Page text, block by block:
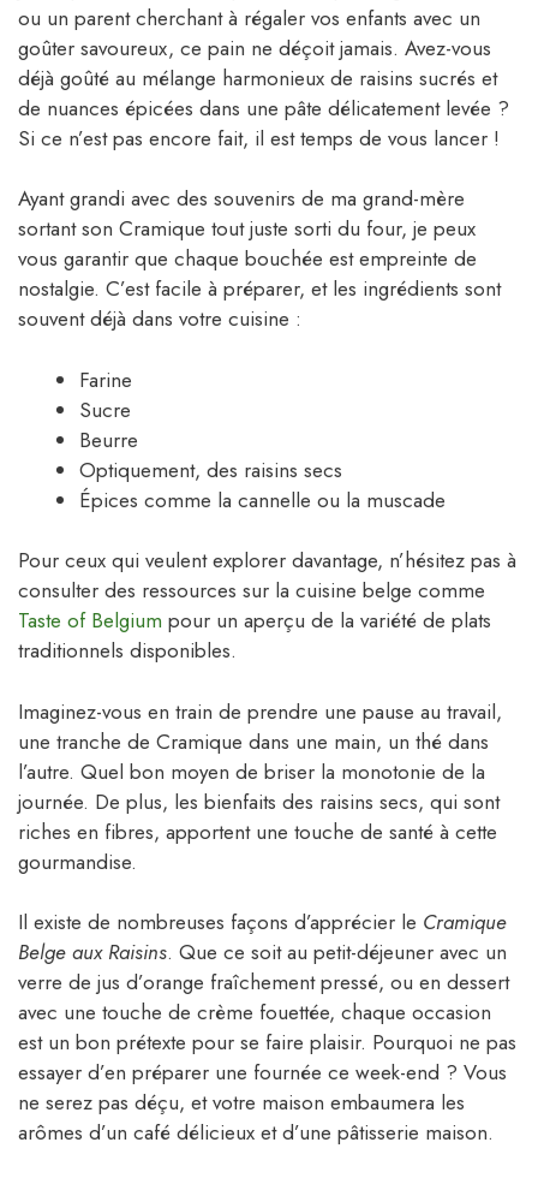
ou un parent cherchant à régaler vos enfants avec un
goûter savoureux, ce pain ne déçoit jamais. Avez-vous
déjà goûté au mélange harmonieux de raisins sucrés et
de nuances épicées dans une pâte délicatement levée ?
Si ce n’est pas encore fait, il est temps de vous lancer !
Ayant grandi avec des souvenirs de ma grand-mère
sortant son Cramique tout juste sorti du four, je peux
vous garantir que chaque bouchée est empreinte de
nostalgie. C’est facile à préparer, et les ingrédients sont
souvent déjà dans votre cuisine :
Farine
Sucre
Beurre
Optiquement, des raisins secs
Épices comme la cannelle ou la muscade
Pour ceux qui veulent explorer davantage, n’hésitez pas à
consulter des ressources sur la cuisine belge comme
Taste of Belgium pour un aperçu de la variété de plats
traditionnels disponibles.
Imaginez-vous en train de prendre une pause au travail,
une tranche de Cramique dans une main, un thé dans
l’autre. Quel bon moyen de briser la monotonie de la
journée. De plus, les bienfaits des raisins secs, qui sont
riches en fibres, apportent une touche de santé à cette
gourmandise.
Il existe de nombreuses façons d’apprécier le Cramique
Belge aux Raisins. Que ce soit au petit-déjeuner avec un
verre de jus d’orange fraîchement pressé, ou en dessert
avec une touche de crème fouettée, chaque occasion
est un bon prétexte pour se faire plaisir. Pourquoi ne pas
essayer d’en préparer une fournée ce week-end ? Vous
ne serez pas déçu, et votre maison embaumera les
arômes d’un café délicieux et d’une pâtisserie maison.